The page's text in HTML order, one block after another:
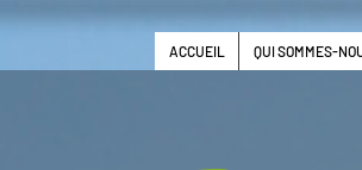
ACCUEIL QUI SOMMES-